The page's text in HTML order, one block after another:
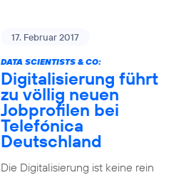
17. Februar 2017
DATA SCIENTISTS & CO:
Digitalisierung führt
zu völlig neuen
Jobprofilen bei
Telefónica
Deutschland
Die Digitalisierung ist keine rein